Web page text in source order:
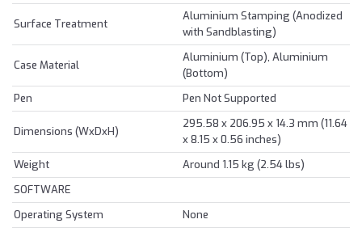
Surface Treatment
Aluminium Stamping (Anodized
with Sandblasting)
Case Material
Aluminium (Top), Aluminium
(Bottom)
Pen
Pen Not Supported
Dimensions (WxDxH)
295.58 x 206.95 x 14.3 mm (11.64
x 8.15 x 0.56 inches)
Weight
Around 1.15 kg (2.54 lbs)
SOFTWARE
Operating System
None